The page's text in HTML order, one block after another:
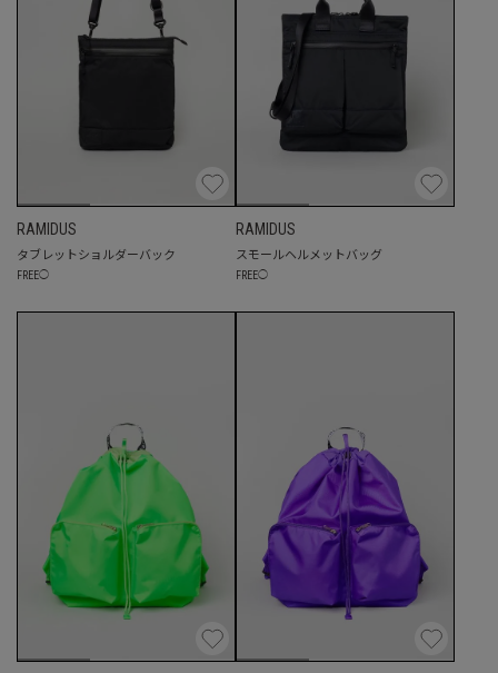
RAMIDUS
タブレットショルダーバック
FREE◯
RAMIDUS
スモールヘルメットバッグ
FREE◯